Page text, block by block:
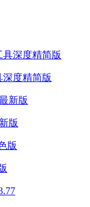
深度精简版
版